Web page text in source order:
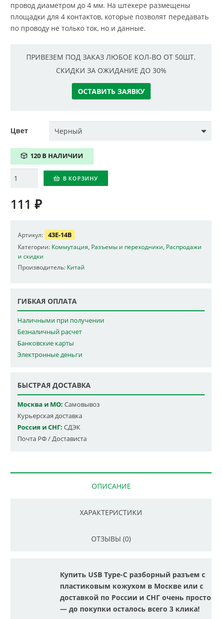
провод диаметром до 4 мм. На штекере размещены
площадки для 4 контактов, которые позволят передавать
по проводу не только ток, но и данные.
ПРИВЕЗЕМ ПОД ЗАКАЗ ЛЮБОЕ КОЛ-ВО ОТ 50ШТ.
СКИДКИ ЗА ОЖИДАНИЕ ДО 30%
ОСТАВИТЬ ЗАЯВКУ
Цвет
120 В НАЛИЧИИ
Количество В КОРЗИНУ
111 ₽
Артикул: 43E-14B
Категории: Коммутация Разъемы и переходники Распродажи
и скидки
Производитель: Китай
ГИБКАЯ ОПЛАТА
Наличными при получении
Безналичный расчет
Банковские карты
Электронные деньги
БЫСТРАЯ ДОСТАВКА
Москва и МО: Самовывоз
Курьерская доставка
Россия и СНГ: СДЭК
Почта РФ / Достависта
ОПИСАНИЕ
ХАРАКТЕРИСТИКИ
ОТЗЫВЫ (0)
Купить USB Type-C разборный разъем с
пластиковым кожухом в Москве или с
доставкой по России и СНГ очень просто
— до покупки осталось всего 3 клика!